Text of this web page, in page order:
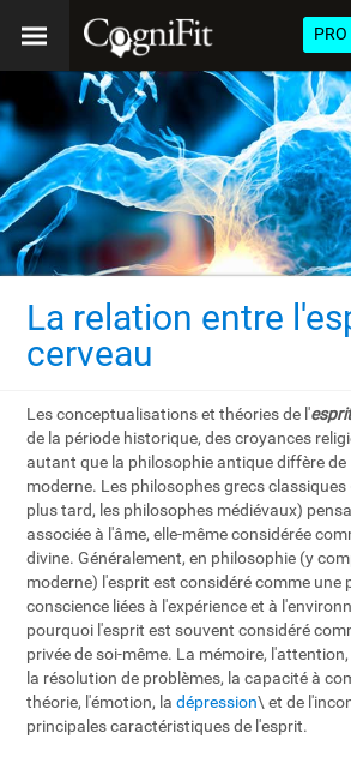
PRO
La relation entre
cerveau
Les conceptualisations et théories de l'
de la période historique, des croyances
autant que la philosophie antique diffère de
moderne. Les philosophes grecs
plus tard, les philosophes médiévaux)
associée à l'âme, elle-même considérée
divine. Généralement, en philosophie (y
moderne) l'esprit est considéré comme une
conscience liées à l'expérience et à
pourquoi l'esprit est souvent considéré
privée de soi-même. La mémoire,
la résolution de problèmes, la capacité à
théorie, l'émotion, ladépression\ et de
principales caractéristiques de l'esprit.